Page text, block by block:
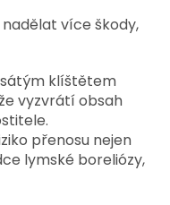
více škody,
klíštětem
vyzvrátí obsah
přenosu nejen
lymské boreliózy,